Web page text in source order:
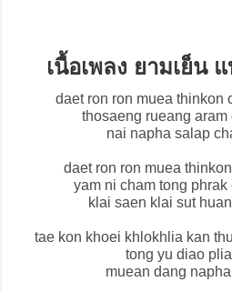
เนื้อเพลง ยามเย็น
daet ron ron muea thinkon
thosaeng rueang aram
nai napha salap
daet ron ron muea
yam ni cham tong
klai saen klai sut
tae kon khoei khlokhlia kan
tong yu diao
muean dang